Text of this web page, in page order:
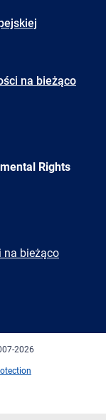
na bieżąco
Rights
na bieżąco
2026